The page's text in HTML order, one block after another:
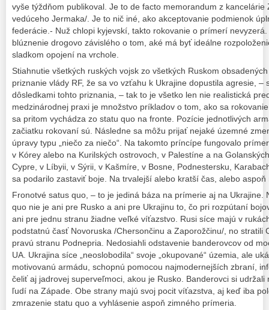
vyše týždňom publikoval. Je to de facto memorandum z kancelárie
vedúceho Jermaka/. Je to nič iné, ako akceptovanie podmienok
federácie.- Nuž chlopi kyjevskí, takto rokovanie o prímerí
blúznenie drogovo závislého o tom, aké má byť ideálne
sladkom opojení na vrchole.
Stiahnutie všetkých ruských vojsk zo všetkých Ruskom
priznanie vlády RF, že sa vo vzťahu k Ukrajine dopustila agresie, –
dôsledkami tohto priznania, – tak to je všetko len nie realistická
medzinárodnej praxi je množstvo príkladov o tom, ako sa
sa pritom vychádza zo statu quo na fronte. Pozície jednotlivých
začiatku rokovaní sú. Následne sa môžu prijať nejaké územné
úpravy typu „niečo za niečo“. Na takomto príncípe fungovalo
v Kórey alebo na Kurilských ostrovoch, v Palestíne a na
Cypre, v Líbyii, v Sýrii, v Kašmíre, v Bosne, Podnestersku,
sa podarilo zastaviť boje. Na trvalejší alebo kratší čas, alebo aspoň
Fronotvé satus quo, – to je jediná báza na prímerie aj na Ukrajine.
quo nie je ani pre Rusko a ani pre Ukrajinu to, čo pri rozpútaní
ani pre jednu stranu žiadne veľké víťazstvo. Rusi síce majú v
podstatnú časť Novoruska /Chersončinu a Zaporožčinu/, no stratili
pravú stranu Podnepria. Nedosiahli odstavenie banderovcov od
UA. Ukrajina síce „neoslobodila“ svoje „okupované“ územia, ale
motivovanú armádu, schopnú pomocou najmodernejších zbraní,
čeliť aj jadrovej superveľmoci, akou je Rusko. Banderovci si udržali
ľudí na Západe. Obe strany majú svoj pocit víťazstva, aj keď iba
zmrazenie statu quo a vyhlásenie aspoň zimného prímeria.